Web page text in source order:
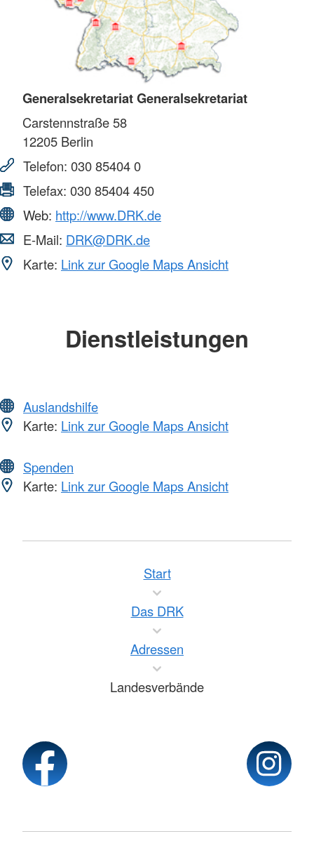
Generalsekretariat Generalsekretariat
Carstennstraße 58
12205 Berlin
Telefon: 030 85404 0
Telefax: 030 85404 450
Web: http://www.DRK.de
E-Mail: DRK@DRK.de
Karte: Link zur Google Maps Ansicht
Dienstleistungen
Auslandshilfe
Karte: Link zur Google Maps Ansicht
Spenden
Karte: Link zur Google Maps Ansicht
Start
Das DRK
Adressen
Landesverbände